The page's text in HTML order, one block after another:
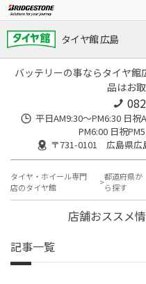
タイヤ館 広島
バッテリーの事ならタイヤ
品はお
平日AM9:30～PM6:30 日
PM6:00 日祝
〒731-0101 広島県広
タイヤ・ホイール専門
店のタイヤ館
都道府県か
ら探す
店舗おススメ
記事一覧